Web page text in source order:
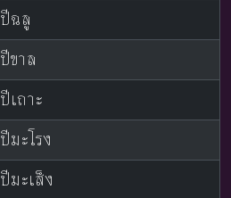
ปีฉลู
ปีขาล
ปีเถาะ
ปีมะโรง
ปีมะเส็ง